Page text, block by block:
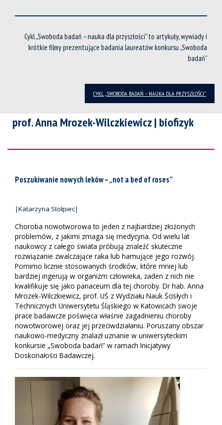
Cykl „Swoboda badań – nauka dla przyszłości” to artykuły, wywiady i
krótkie filmy prezentujące badania laureatów konkursu „Swoboda
badań”
CYKL „SWOBODA BADAŃ – NAUKA DLA PRZYSZŁOŚCI”
prof. Anna Mrozek-Wilczkiewicz | biofizyk
Poszukiwanie nowych leków – „not a bed of roses”
|Katarzyna Stołpiec|
Choroba nowotworowa to jeden z najbardziej złożonych
problemów, z jakimi zmaga się medycyna. Od wielu lat
naukowcy z całego świata próbują znaleźć skuteczne
rozwiązanie zwalczające raka lub hamujące jego rozwój.
Pomimo licznie stosowanych środków, które mniej lub
bardziej ingerują w organizm człowieka, żaden z nich nie
kwalifikuje się jako panaceum dla tej choroby. Dr hab. Anna
Mrozek-Wilczkiewicz, prof. UŚ z Wydziału Nauk Ścisłych i
Technicznych Uniwersytetu Śląskiego w Katowicach swoje
prace badawcze poświęca właśnie zagadnieniu choroby
nowotworowej oraz jej przeciwdziałaniu. Poruszany obszar
naukowo-medyczny znalazł uznanie w uniwersyteckim
konkursie „Swoboda badań” w ramach Inicjatywy
Doskonałości Badawczej.